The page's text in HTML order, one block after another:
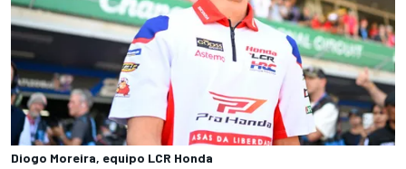
Diogo Moreira, equipo LCR Honda